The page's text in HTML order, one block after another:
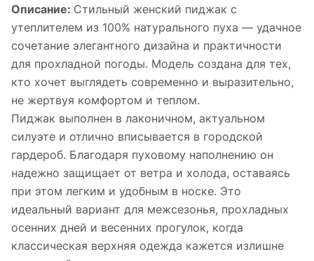
Описание: Стильный женский пиджак с
утеплителем из 100% натурального пуха — удачное
сочетание элегантного дизайна и практичности
для прохладной погоды. Модель создана для тех,
кто хочет выглядеть современно и выразительно,
не жертвуя комфортом и теплом.
Пиджак выполнен в лаконичном, актуальном
силуэте и отлично вписывается в городской
гардероб. Благодаря пуховому наполнению он
надежно защищает от ветра и холода, оставаясь
при этом легким и удобным в носке. Это
идеальный вариант для межсезонья, прохладных
осенних дней и весенних прогулок, когда
классическая верхняя одежда кажется излишне